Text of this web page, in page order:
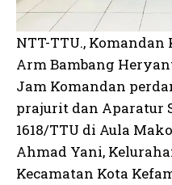
NTT-TTU., Komandan
Arm Bambang
Jam Komandan
prajurit dan Aparatur
1618/TTU di Aula
Ahmad Yani,
Kecamatan Kota